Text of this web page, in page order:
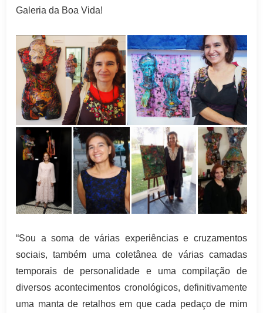
Galeria da Boa Vida!
“Sou a soma de várias experiências e cruzamentos
sociais, também uma coletânea de várias camadas
temporais de personalidade e uma compilação de
diversos acontecimentos cronológicos, definitivamente
uma manta de retalhos em que cada pedaço de mim